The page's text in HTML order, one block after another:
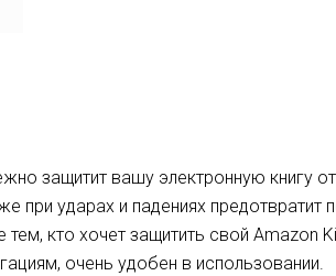
защитит вашу электронную книгу
при ударах и падениях предотвратит
кто хочет защитить свой Amazon
очень удобен в использовании.